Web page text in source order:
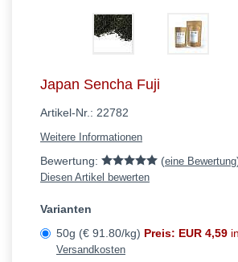
Japan Sencha Fuji
Artikel-Nr.: 22782
Weitere Informationen
Bewertung: (eine Bewertung
Diesen Artikel bewerten
Varianten
50g (€ 91.80/kg) Preis: EUR 4,59
Versandkosten